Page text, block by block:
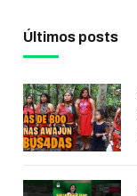
Últimos posts